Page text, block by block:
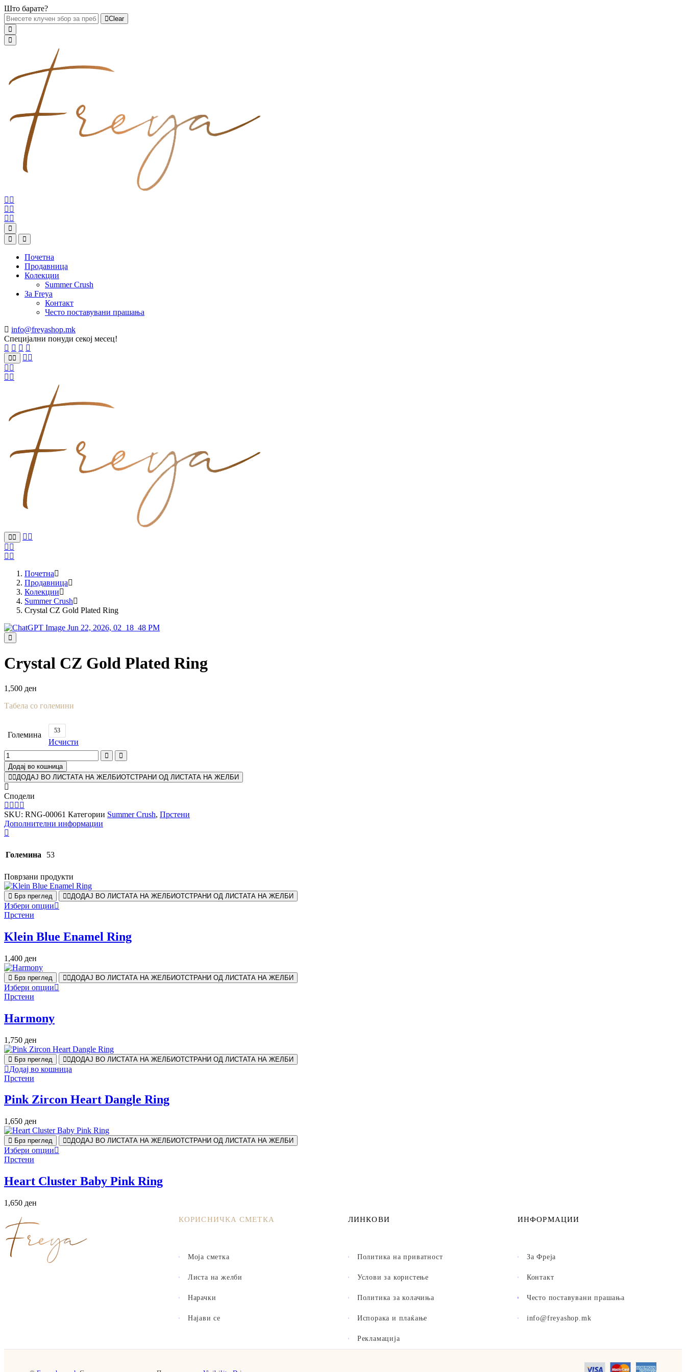
Што барате?
Clear
Почетна
Продавница
Колекции
Summer Crush
За Freya
Контакт
Често поставувани прашања
info@freyashop.mk
Специјални понуди секој месец!
Почетна
Продавница
Колекции
Summer Crush
Crystal CZ Gold Plated Ring
Crystal CZ Gold Plated Ring
1,500 ден
Табела со големини
Големина 53
Исчисти
Додај во кошница
ДОДАЈ ВО ЛИСТАТА НА ЖЕЛБИОТСТРАНИ ОД ЛИСТАТА НА ЖЕЛБИ
Сподели
SKU: RNG-00061 Категории Summer Crush, Прстени
Дополнителни информации
Големина 53
Поврзани продукти
Брз преглед ДОДАЈ ВО ЛИСТАТА НА ЖЕЛБИОТСТРАНИ ОД ЛИСТАТА НА ЖЕЛБИ
Избери опции
Прстени
Klein Blue Enamel Ring
1,400 ден
Брз преглед ДОДАЈ ВО ЛИСТАТА НА ЖЕЛБИОТСТРАНИ ОД ЛИСТАТА НА ЖЕЛБИ
Избери опции
Прстени
Harmony
1,750 ден
Брз преглед ДОДАЈ ВО ЛИСТАТА НА ЖЕЛБИОТСТРАНИ ОД ЛИСТАТА НА ЖЕЛБИ
Додај во кошница
Прстени
Pink Zircon Heart Dangle Ring
1,650 ден
Брз преглед ДОДАЈ ВО ЛИСТАТА НА ЖЕЛБИОТСТРАНИ ОД ЛИСТАТА НА ЖЕЛБИ
Избери опции
Прстени
Heart Cluster Baby Pink Ring
1,650 ден
КОРИСНИЧКА СМЕТКА
Моја сметка
Листа на желби
Нарачки
Најави се
ЛИНКОВИ
Политика на приватност
Услови за користење
Политика за колачиња
Испорака и плаќање
Рекламација
ИНФОРМАЦИИ
За Фреја
Контакт
Често поставувани прашања
info@freyashop.mk